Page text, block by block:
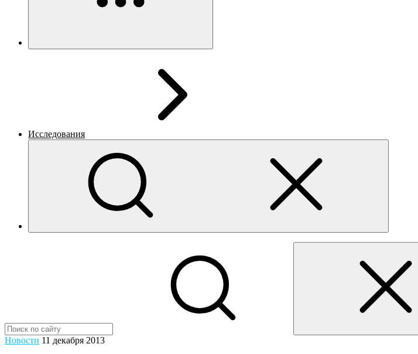
Исследования
Новости 11 декабря 2013